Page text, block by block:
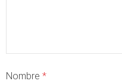
Nombre *